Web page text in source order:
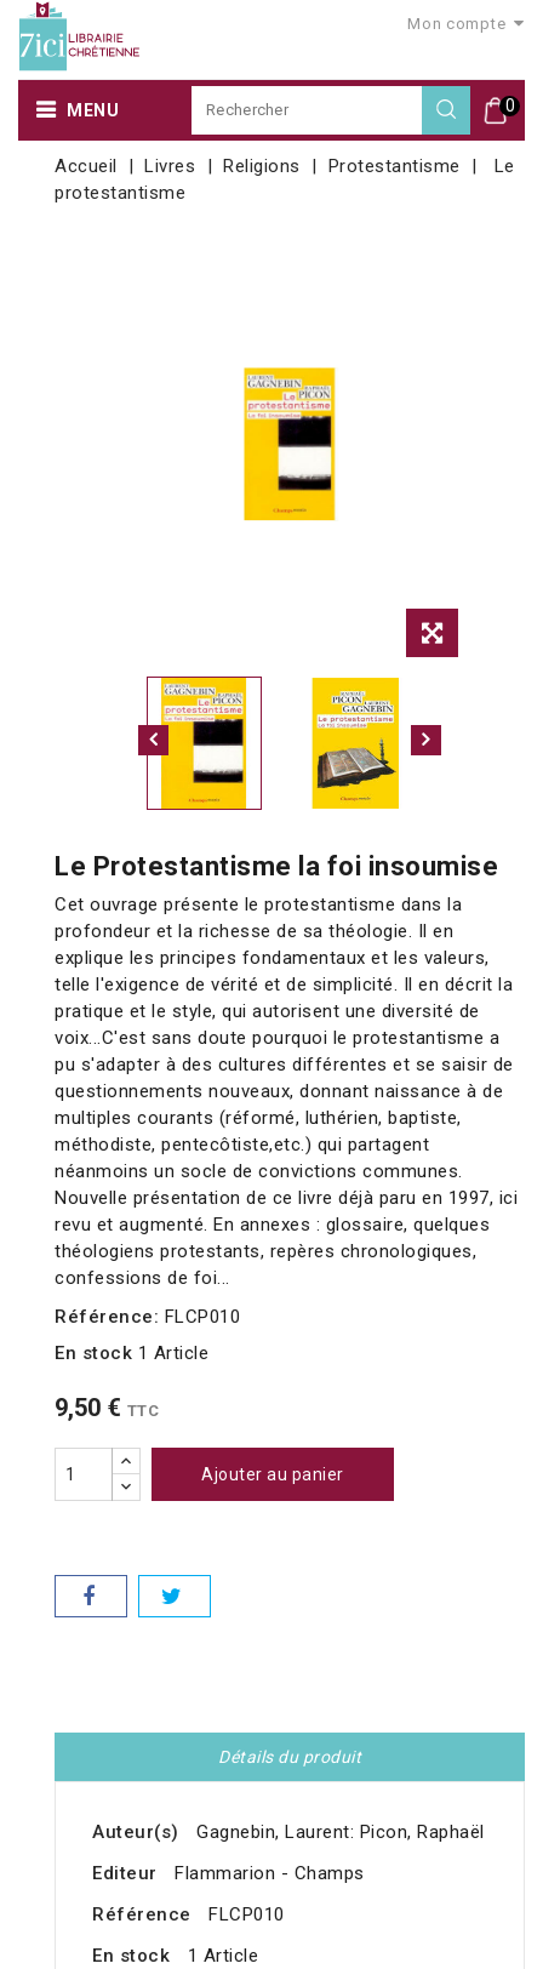
Mon compte
0
MENU
Accueil Livres Religions Protestantisme
Le
protestantisme
Le Protestantisme la foi insoumise
Cet ouvrage présente le protestantisme dans la
profondeur et la richesse de sa théologie. Il en
explique les principes fondamentaux et les valeurs,
telle l'exigence de vérité et de simplicité. Il en décrit la
pratique et le style, qui autorisent une diversité de
voix...C'est sans doute pourquoi le protestantisme a
pu s'adapter à des cultures différentes et se saisir de
questionnements nouveaux, donnant naissance à de
multiples courants (réformé, luthérien, baptiste,
méthodiste, pentecôtiste,etc.) qui partagent
néanmoins un socle de convictions communes.
Nouvelle présentation de ce livre déjà paru en 1997, ici
revu et augmenté. En annexes : glossaire, quelques
théologiens protestants, repères chronologiques,
confessions de foi...
Référence: FLCP010
En stock 1 Article
9,50 € TTC
Ajouter au panier
Détails du produit
Auteur(s)
Gagnebin, Laurent: Picon, Raphaël
Editeur
Flammarion - Champs
Référence
FLCP010
En stock
1 Article